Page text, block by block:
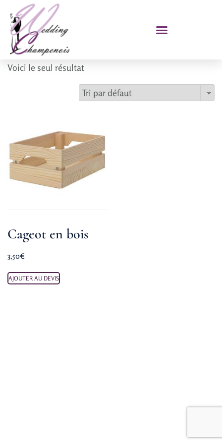
Voici le seul résultat
Cageot en bois
3,50€
AJOUTER AU DEVIS